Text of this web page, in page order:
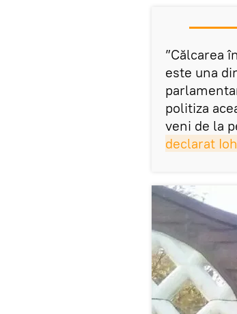
”Călcarea
este una
politiza
veni de la
declarat